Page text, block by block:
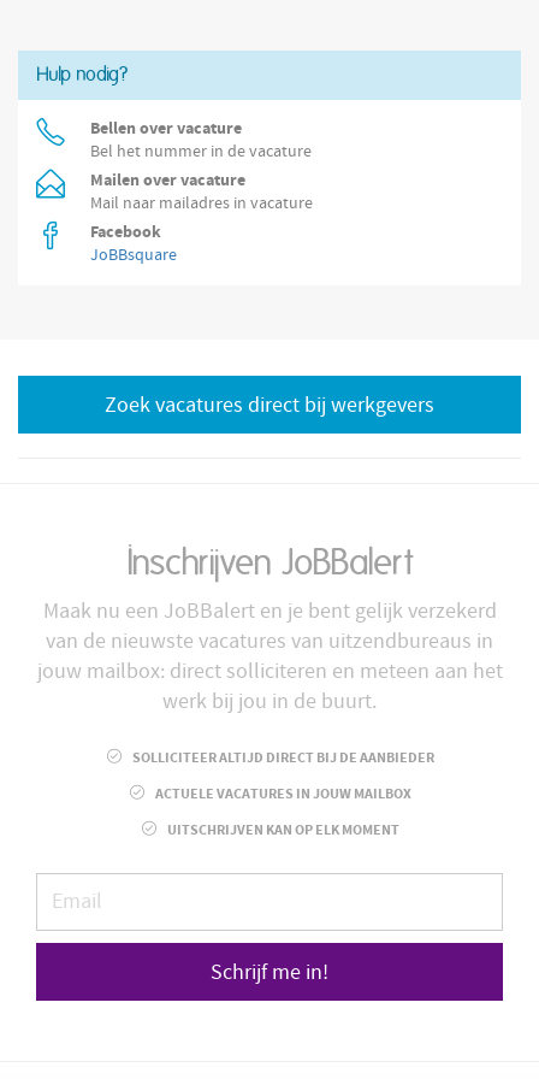
Hulp nodig?
Bellen over vacature
Bel het nummer in de vacature
Mailen over vacature
Mail naar mailadres in vacature
Facebook
JoBBsquare
Zoek vacatures direct bij werkgevers
Inschrijven JoBBalert
Maak nu een JoBBalert en je bent gelijk verzekerd
van de nieuwste vacatures van uitzendbureaus in
jouw mailbox: direct solliciteren en meteen aan het
werk bij jou in de buurt.
SOLLICITEER ALTIJD DIRECT BIJ DE AANBIEDER
ACTUELE VACATURES IN JOUW MAILBOX
UITSCHRIJVEN KAN OP ELK MOMENT
Schrijf me in!